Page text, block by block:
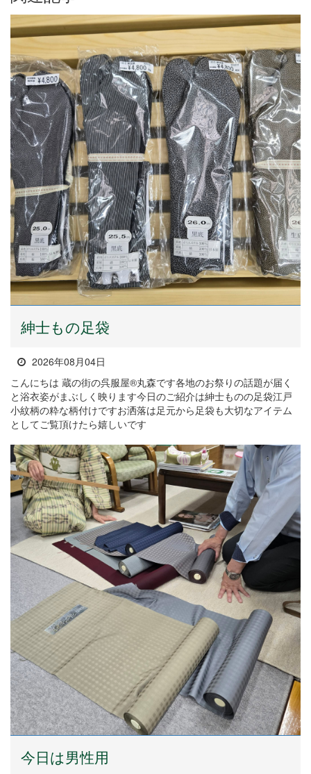
紳士もの足袋
2026年08月04日
こんにちは 蔵の街の呉服屋®丸森です各地のお祭りの話題が届く
と浴衣姿がまぶしく映ります今日のご紹介は紳士ものの足袋江戸
小紋柄の粋な柄付けですお洒落は足元から足袋も大切なアイテム
としてご覧頂けたら嬉しいです
今日は男性用